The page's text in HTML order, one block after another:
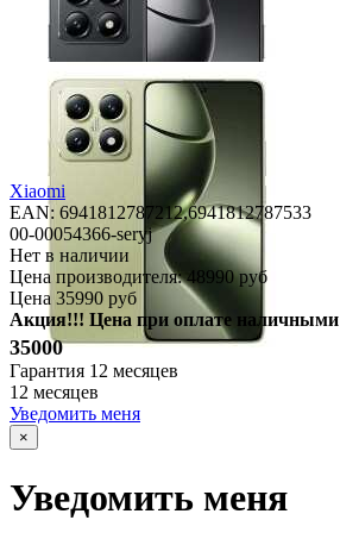
Xiaomi
EAN: 6941812787212,6941812787533
00-00054366-seryj
Нет в наличии
Цена производителя:48990 руб
Цена 35990 руб
Акция!!! Цена при оплате наличными
35000
Гарантия 12 месяцев
12 месяцев
Уведомить меня
×
Уведомить меня